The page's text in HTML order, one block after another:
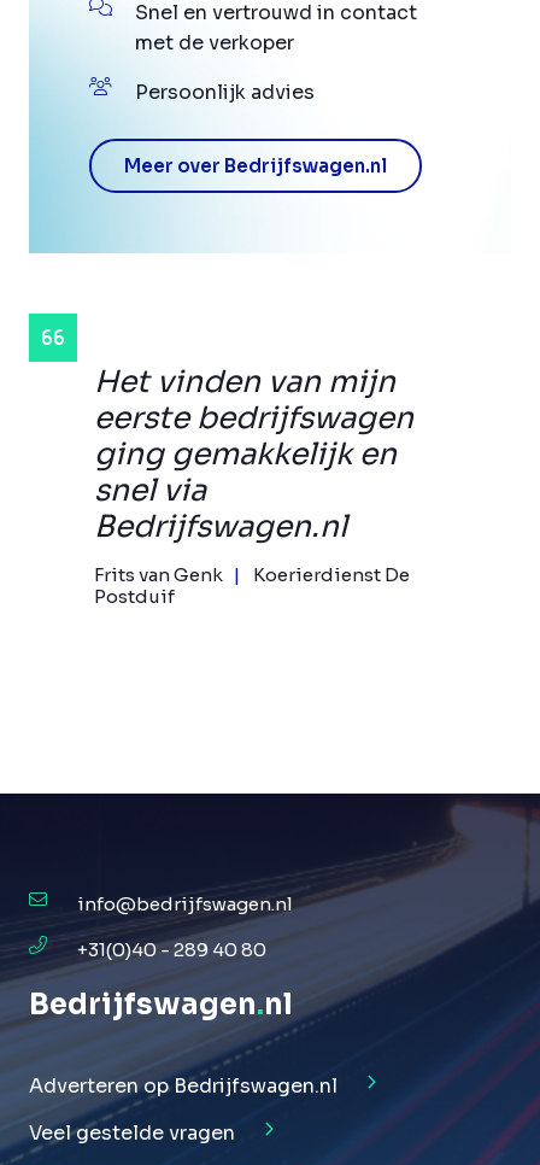
Het vinden van mijn
eerste bedrijfswagen
ging gemakkelijk en
snel via
Bedrijfswagen.nl
Frits van Genk
Koerierdienst De
Postduif
Snel en vertrouwd in contact
met de verkoper
Persoonlijk advies
Meer over Bedrijfswagen.nl
info@bedrijfswagen.nl
+31(0)40 - 289 40 80
Bedrijfswagen.nl
Adverteren op Bedrijfswagen.nl
Veel gestelde vragen